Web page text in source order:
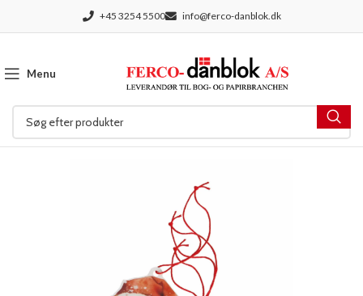
+45 3254 5500 info@ferco-danblok.dk
Menu